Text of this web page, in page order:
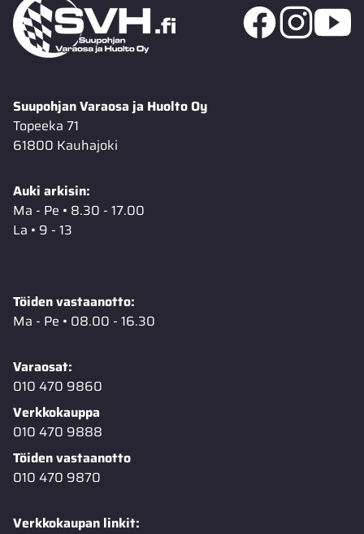
Suupohjan Varaosa ja Huolto Oy
Topeeka 71
61800 Kauhajoki
Auki arkisin:
Ma - Pe • 8.30 - 17.00
La • 9 - 13
Töiden vastaanotto:
Ma - Pe • 08.00 - 16.30
Varaosat:
010 470 9860
Verkkokauppa
010 470 9888
Töiden vastaanotto
010 470 9870
Verkkokaupan linkit: